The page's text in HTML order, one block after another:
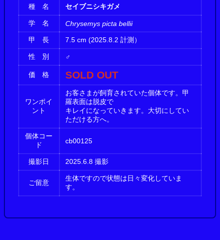
種 名 セイブニシキガメ
学 名 Chrysemys picta bellii
甲 長 7.5 cm (2025.8.2 計測）
性 別 ♂
価 格 SOLD OUT
ワンポイ
ント
お客さまが飼育されていた個体です。甲
羅表面は脱皮で
キレイになっていきます。大切にしてい
ただける方へ。
個体コー
ド
cb00125
撮影日 2025.6.8 撮影
ご留意
生体ですので状態は日々変化していま
す。